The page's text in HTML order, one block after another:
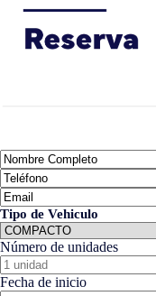
Tipo de Vehiculo
Número de unidades
Fecha de inicio